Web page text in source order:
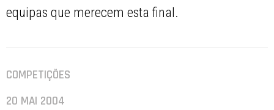
equipas que merecem esta final.
COMPETIÇÕES
20 MAI 2004